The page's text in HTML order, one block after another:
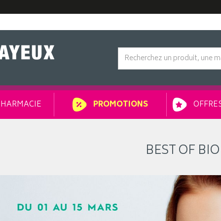
PROMOTIONS
BEST OF BIO